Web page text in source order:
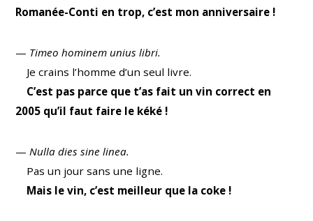
Romanée-Conti en trop, c’est mon anniversaire !
— Timeo hominem unius libri.
Je crains l’homme d’un seul livre.
C’est pas parce que t’as fait un vin correct en
2005 qu’il faut faire le kéké !
—Nulla dies sine linea.
Pas un jour sans une ligne.
Mais le vin, c’est meilleur que la coke !